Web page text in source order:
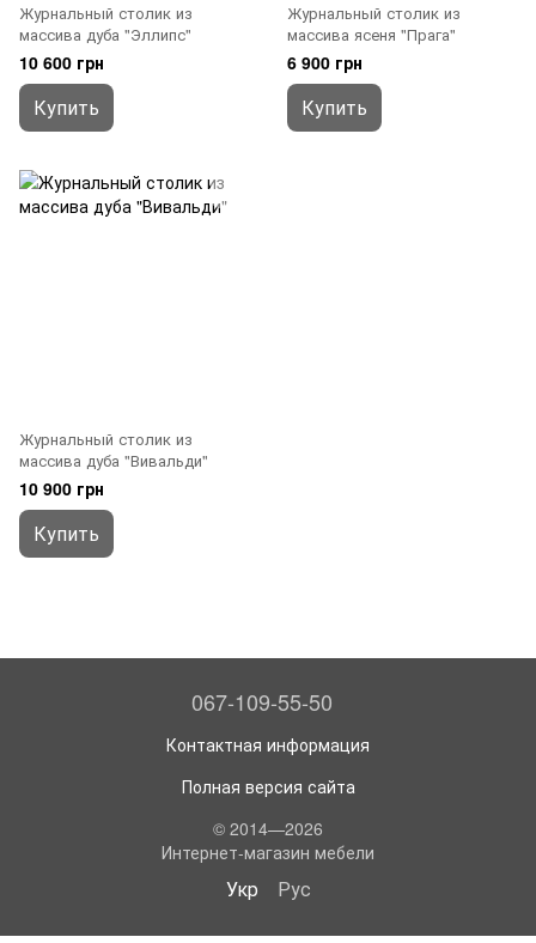
Журнальный столик из
массива дуба "Эллипс"
10 600 грн
Купить
Журнальный столик из
массива ясеня "Прага"
6 900 грн
Купить
Журнальный столик из
массива дуба "Вивальди"
10 900 грн
Купить
067-109-55-50
Контактная информация
Полная версия сайта
© 2014—2026
Интернет-магазин мебели
Укр Рус